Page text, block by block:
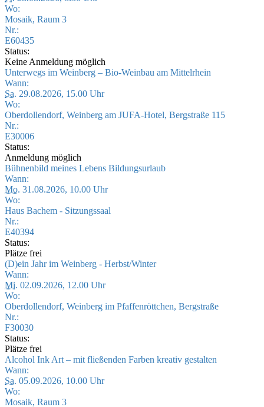
Wo:
Mosaik, Raum 3
Nr.:
E60435
Status:
Keine Anmeldung möglich
Unterwegs im Weinberg – Bio-Weinbau am Mittelrhein
Wann:
Sa. 29.08.2026, 15.00 Uhr
Wo:
Oberdollendorf, Weinberg am JUFA-Hotel, Bergstraße 115
Nr.:
E30006
Status:
Anmeldung möglich
Bühnenbild meines Lebens Bildungsurlaub
Wann:
Mo. 31.08.2026, 10.00 Uhr
Wo:
Haus Bachem - Sitzungssaal
Nr.:
E40394
Status:
Plätze frei
(D)ein Jahr im Weinberg - Herbst/Winter
Wann:
Mi. 02.09.2026, 12.00 Uhr
Wo:
Oberdollendorf, Weinberg im Pfaffenröttchen, Bergstraße
Nr.:
F30030
Status:
Plätze frei
Alcohol Ink Art – mit fließenden Farben kreativ gestalten
Wann:
Sa. 05.09.2026, 10.00 Uhr
Wo:
Mosaik, Raum 3